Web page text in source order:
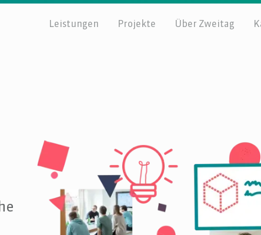
Leistungen Projekte Über Zweitag